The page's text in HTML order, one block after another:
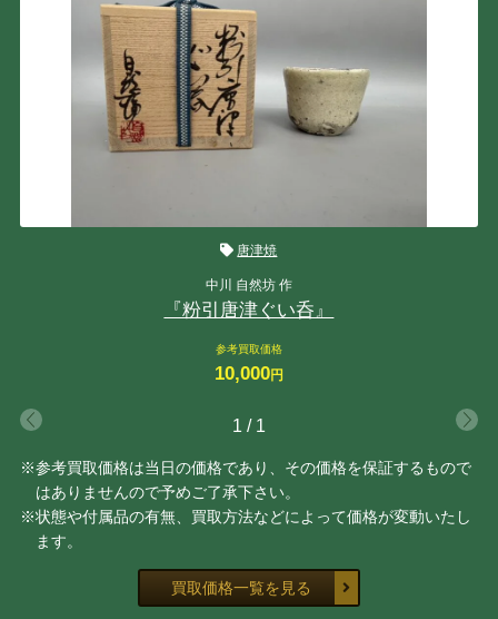
唐津焼
中川 自然坊 作
『粉引唐津ぐい呑』
参考買取価格
10,000円
1 / 1
※参考買取価格は当日の価格であり、その価格を保証するもので
はありませんので予めご了承下さい。
※状態や付属品の有無、買取方法などによって価格が変動いたし
ます。
買取価格一覧を見る